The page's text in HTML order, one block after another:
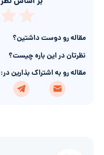
مقاله رو دوست داشتین؟
نظرتان در این باره چیست؟
مقاله رو به اشتراک بذارین در: